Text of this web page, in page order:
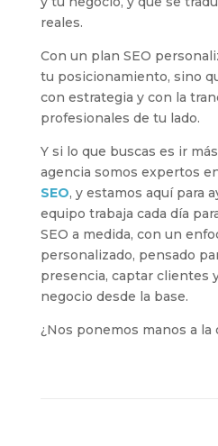
reales.
Con un plan SEO
tu posicionamiento, sino
con estrategia y con la
profesionales de tu lado.
Y si lo que buscas es ir
agencia somos expertos
SEO, y estamos aquí para
equipo trabaja cada día
SEO a medida, con un
personalizado, pensado
presencia, captar clientes
negocio desde la base.
¿Nos ponemos manos a la